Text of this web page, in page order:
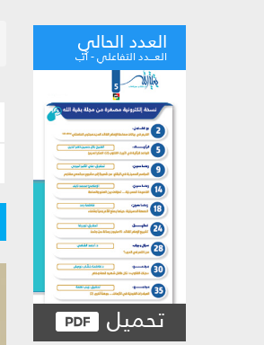
العدد الحالي
العـــدد التفاعلي - آب
تحميل